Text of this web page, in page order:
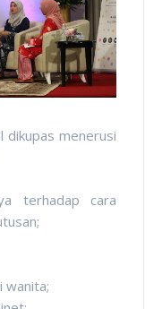
dikupas menerusi
terhadap cara
wanita;